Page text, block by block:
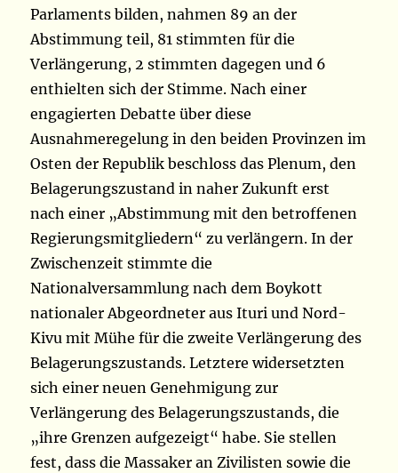
Parlaments bilden, nahmen 89 an der
Abstimmung teil, 81 stimmten für die
Verlängerung, 2 stimmten dagegen und 6
enthielten sich der Stimme. Nach einer
engagierten Debatte über diese
Ausnahmeregelung in den beiden Provinzen im
Osten der Republik beschloss das Plenum, den
Belagerungszustand in naher Zukunft erst
nach einer „Abstimmung mit den betroffenen
Regierungsmitgliedern“ zu verlängern. In der
Zwischenzeit stimmte die
Nationalversammlung nach dem Boykott
nationaler Abgeordneter aus Ituri und Nord-
Kivu mit Mühe für die zweite Verlängerung des
Belagerungszustands. Letztere widersetzten
sich einer neuen Genehmigung zur
Verlängerung des Belagerungszustands, die
„ihre Grenzen aufgezeigt“ habe. Sie stellen
fest, dass die Massaker an Zivilisten sowie die